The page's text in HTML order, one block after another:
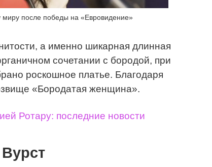
миру после победы на «Евровидение»
а именно шикарная длинная
сочетании с бородой, при
роскошное платье. Благодаря
«Бородатая женщина».
Ротару: последние новости